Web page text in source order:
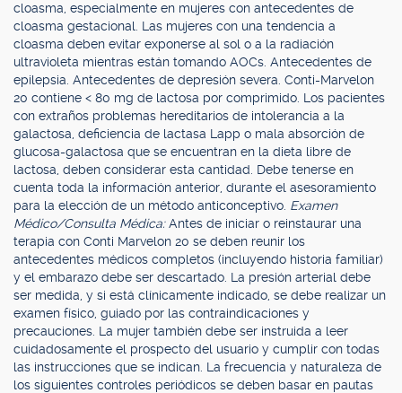
cloasma, especialmente en mujeres con antecedentes de
cloasma gestacional. Las mujeres con una tendencia a
cloasma deben evitar exponerse al sol o a la radiación
ultravioleta mientras están tomando AOCs. Antecedentes de
epilepsia. Antecedentes de depresión severa. Conti-Marvelon
20 contiene < 80 mg de lactosa por comprimido. Los pacientes
con extraños problemas hereditarios de intolerancia a la
galactosa, deficiencia de lactasa Lapp o mala absorción de
glucosa-galactosa que se encuentran en la dieta libre de
lactosa, deben considerar esta cantidad. Debe tenerse en
cuenta toda la información anterior, durante el asesoramiento
para la elección de un método anticonceptivo. Examen
Médico/Consulta Médica:Antes de iniciar o reinstaurar una
terapia con Conti Marvelon 20 se deben reunir los
antecedentes médicos completos (incluyendo historia familiar)
y el embarazo debe ser descartado. La presión arterial debe
ser medida, y si está clínicamente indicado, se debe realizar un
examen físico, guiado por las contraindicaciones y
precauciones. La mujer también debe ser instruida a leer
cuidadosamente el prospecto del usuario y cumplir con todas
las instrucciones que se indican. La frecuencia y naturaleza de
los siguientes controles periódicos se deben basar en pautas